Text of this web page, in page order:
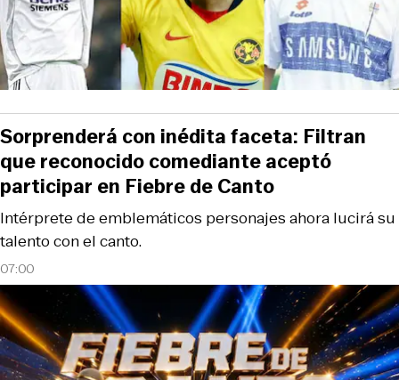
07:00
Intérprete de emblemáticos personajes ahora lucirá su
talento con el canto.
Sorprenderá con inédita faceta: Filtran
que reconocido comediante aceptó
participar en Fiebre de Canto